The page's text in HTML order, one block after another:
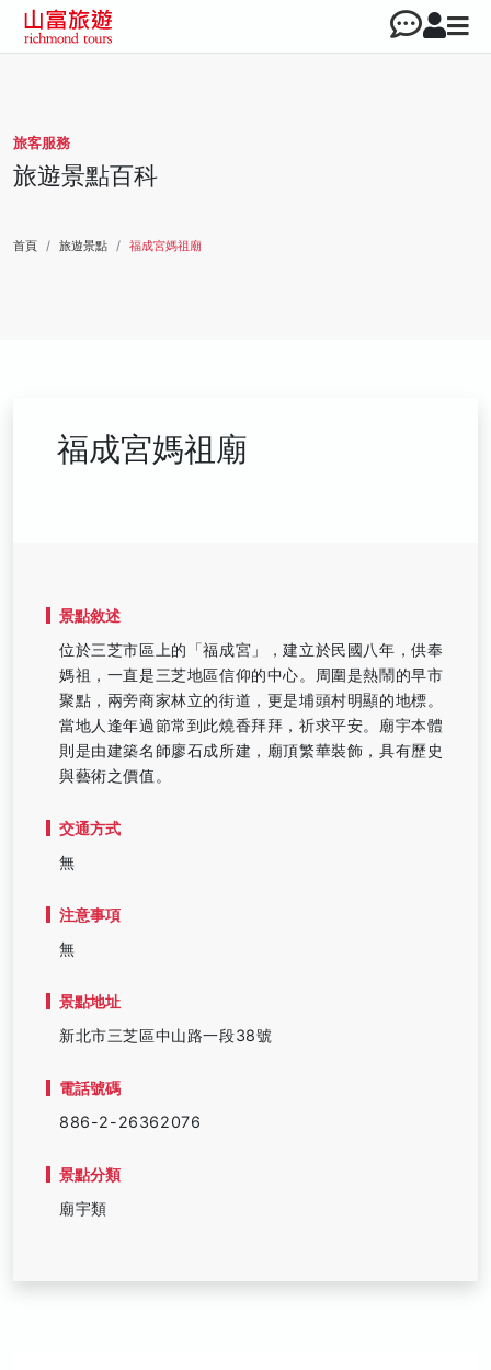
旅客服務
旅遊景點百科
首頁 旅遊景點 福成宮媽祖廟
福成宮媽祖廟
景點敘述
位於三芝市區上的「福成宮」，建立於民國八年，供奉
媽祖，一直是三芝地區信仰的中心。周圍是熱鬧的早市
聚點，兩旁商家林立的街道，更是埔頭村明顯的地標。
當地人逢年過節常到此燒香拜拜，祈求平安。廟宇本體
則是由建築名師廖石成所建，廟頂繁華裝飾，具有歷史
與藝術之價值。
交通方式
無
注意事項
無
景點地址
新北市三芝區中山路一段38號
電話號碼
886-2-26362076
景點分類
廟宇類